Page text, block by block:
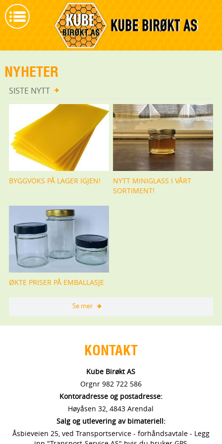
NYHETER
SISTE NYTT
BYGGVOKS PÅ LAGER IGJEN!
NYTT MINIGLASS I VÅRT
SORTIMENT!
ØKTE PRISER PÅ EMBALLASJE
Se mer
KONTAKT
Kube Birøkt AS
Orgnr 982 722 586
Kontoradresse og postadresse:
Høyåsen 32, 4843 Arendal
Salg og utlevering av bimateriell:
Åsbieveien 25, ved Transportservice - forhåndsavtale - Legg